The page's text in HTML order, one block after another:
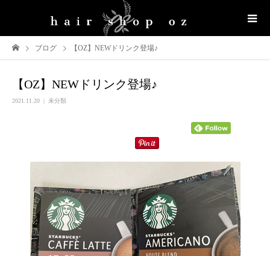
ブログ 【OZ】NEWドリンク登場♪
【OZ】NEWドリンク登場♪
2021.11.20 未分類